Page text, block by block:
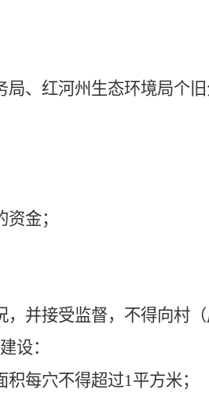
局、 红河州生态环境局个
金；
并接受监督，不得向村（
设：
积每穴不得超过1 平方米；